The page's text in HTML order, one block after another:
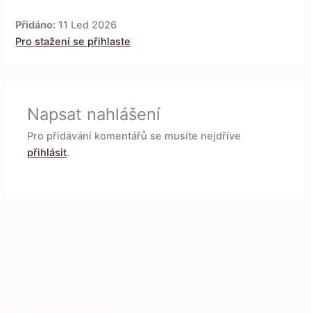
Přidáno: 11 Led 2026
Pro stažení se přihlaste
Napsat nahlášení
Pro přidávání komentářů se musíte nejdříve
přihlásit.